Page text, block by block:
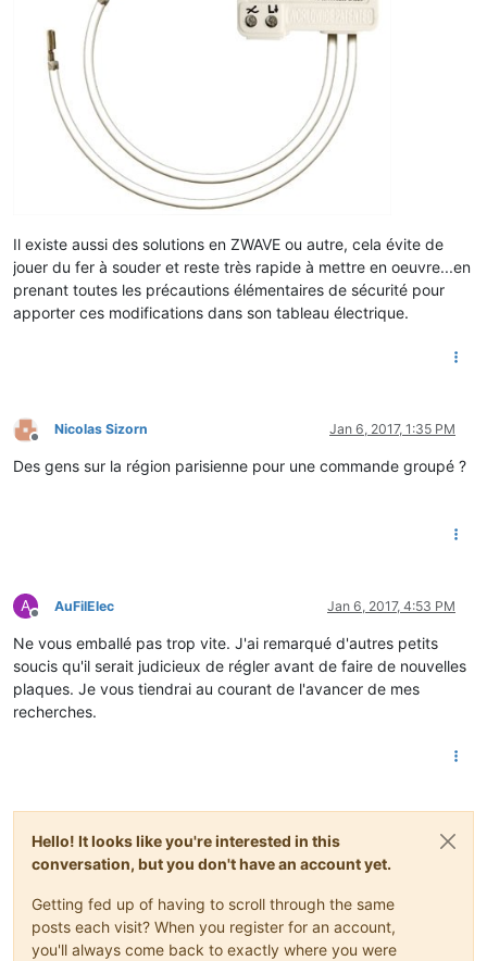
Il existe aussi des solutions en ZWAVE ou autre, cela évite de
jouer du fer à souder et reste très rapide à mettre en oeuvre...en
prenant toutes les précautions élémentaires de sécurité pour
apporter ces modifications dans son tableau électrique.
Offline
Nicolas Sizorn Jan 6, 2017, 1:35 PM
Des gens sur la région parisienne pour une commande groupé ?
A
Offline
AuFilElec Jan 6, 2017, 4:53 PM
Ne vous emballé pas trop vite. J'ai remarqué d'autres petits
soucis qu'il serait judicieux de régler avant de faire de nouvelles
plaques. Je vous tiendrai au courant de l'avancer de mes
recherches.
Hello! It looks like you're interested in this
conversation, but you don't have an account yet.
Getting fed up of having to scroll through the same
posts each visit? When you register for an account,
you'll always come back to exactly where you were